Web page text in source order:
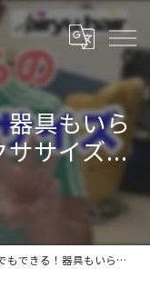
具もいら
ササイズ...
器具もいらない！自宅で簡単エクササイズ...